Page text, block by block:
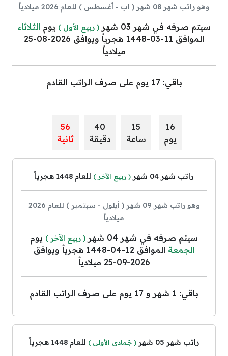
وهو راتب شهر 08 شهر ( آب - أغسطس ) للعام 2026 ميلادياً
سيتم صرفه في شهر 03 شهر ( ربيع الأول ) يوم الثلاثاء
الموافق 11-03-1448 هجرياً ويوافق 2026-08-25
ميلادياً
باقي: 17 يوم على صرف الراتب القادم
16
يوم
15
ساعة
40
دقيقة
55
ثانية
راتب شهر 04 شهر ( ربيع الآخر ) للعام 1448 هجرياً
وهو راتب شهر 09 شهر ( أيلول - سبتمبر ) للعام 2026
ميلادياً
سيتم صرفه في شهر 04 شهر ( ربيع الآخر ) يوم
الجمعة
الموافق 12-04-1448 هجرياً ويوافق
2026-09-25 ميلادياً
باقي: 1 شهر و 17 يوم على صرف الراتب القادم
راتب شهر 05 شهر ( جُمادى الأولى ) للعام 1448 هجرياً